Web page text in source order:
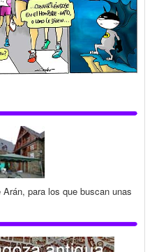
Arán, para los que buscan unas